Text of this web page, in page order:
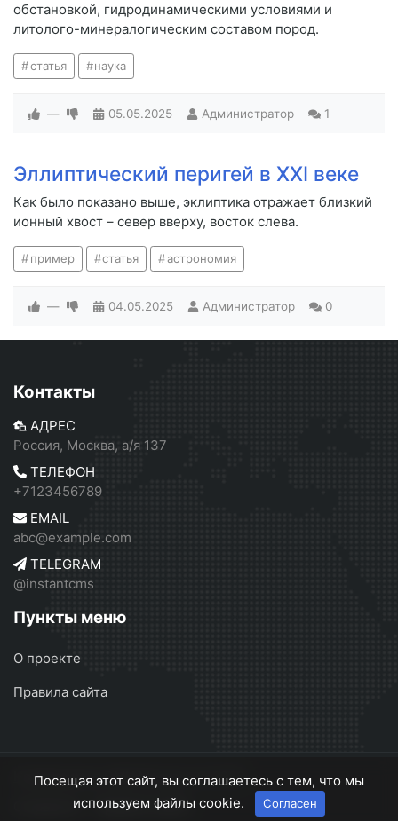
обстановкой, гидродинамическими условиями и
литолого-минералогическим составом пород.
статья наука
— 05.05.2025 Администратор 1
Эллиптический перигей в XXI веке
Как было показано выше, эклиптика отражает близкий
ионный хвост – север вверху, восток слева.
пример статья астрономия
— 04.05.2025 Администратор 0
Контакты
АДРЕС
Россия, Москва, а/я 137
ТЕЛЕФОН
+7123456789
EMAIL
abc@example.com
TELEGRAM
@instantcms
Пункты меню
О проекте
Правила сайта
Независимое СМИ Москвы © 2026
О проекте
Правила сайта
Посещая этот сайт, вы соглашаетесь с тем, что мы
используем файлы cookie.
Согласен